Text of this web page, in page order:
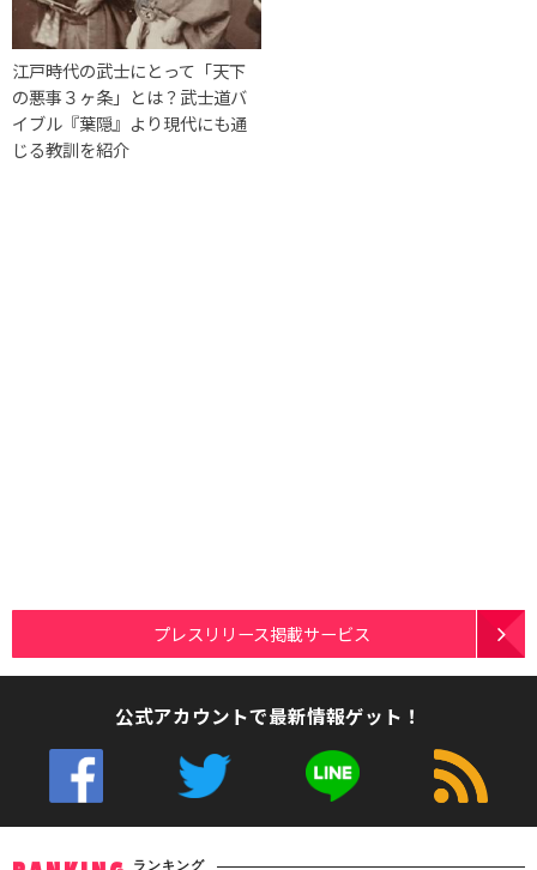
江戸時代の武士にとって「天下
の悪事３ヶ条」とは？武士道バ
イブル『葉隠』より現代にも通
じる教訓を紹介
プレスリリース掲載サービス
公式アカウントで最新情報ゲット！
ランキング